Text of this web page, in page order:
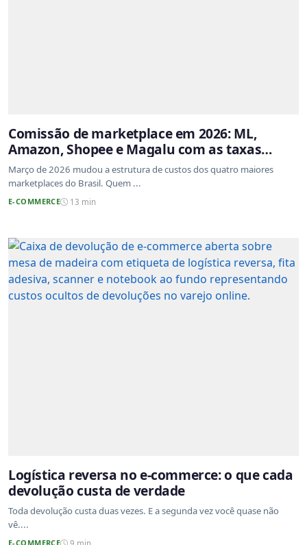
Comissão de marketplace em 2026: ML,
Amazon, Shopee e Magalu com as taxas
atualizadas
Março de 2026 mudou a estrutura de custos dos quatro maiores
marketplaces do Brasil. Quem ...
E-COMMERCE 13 min
Logística reversa no e-commerce: o que cada
devolução custa de verdade
Toda devolução custa duas vezes. E a segunda vez você quase não
vê....
E-COMMERCE